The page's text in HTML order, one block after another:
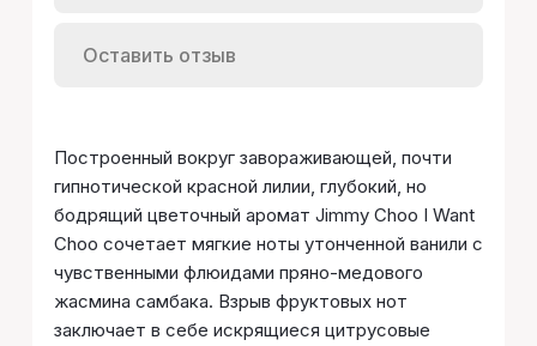
Оставить отзыв
Построенный вокруг завораживающей, почти
гипнотической красной лилии, глубокий, но
бодрящий цветочный аромат Jimmy Choo I Want
Choo сочетает мягкие ноты утонченной ванили с
чувственными флюидами пряно-медового
жасмина самбака. Взрыв фруктовых нот
заключает в себе искрящиеся цитрусовые